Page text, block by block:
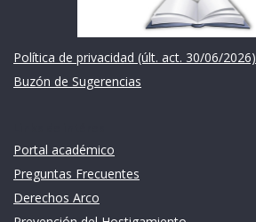
Política de privacidad (últ. act. 30/06/2026)
Buzón de Sugerencias
Portal académico
Preguntas Frecuentes
Derechos Arco